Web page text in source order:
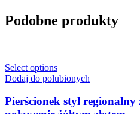
Podobne produkty
Select options
Dodaj do polubionych
Pierścionek styl